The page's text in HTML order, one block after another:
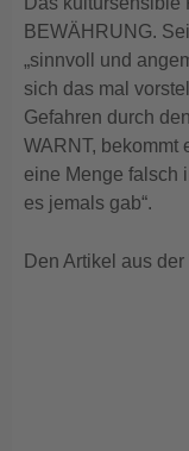
BEWÄHRUNG.
„sinnvoll und
sich das mal
Gefahren durch
WARNT, bekommt
eine Menge falsch
es jemals gab“.
Den Artikel aus